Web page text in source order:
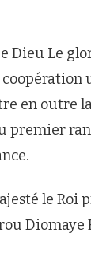
Dieu Le
en outre
le Roi